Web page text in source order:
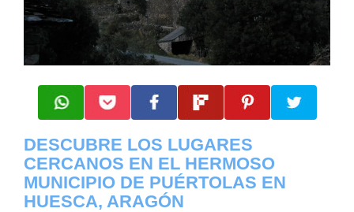
DESCUBRE LOS LUGARES
CERCANOS EN EL HERMOSO
MUNICIPIO DE PUÉRTOLAS EN
HUESCA, ARAGÓN